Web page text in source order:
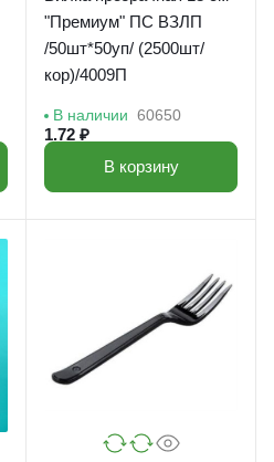
"Премиум" ПС ВЗЛП
/50шт*50уп/ (2500шт/
кор)/4009П
В наличии 60650
1.72 ₽
В корзину